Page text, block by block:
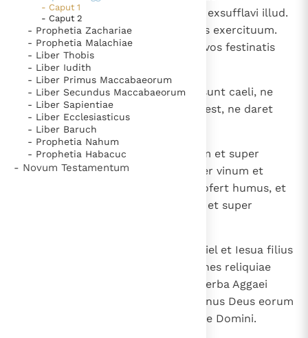
- Caput 1
- Caput 2
- Prophetia Zachariae
- Prophetia Malachiae
- Liber Thobis
- Liber Iudith
- Liber Primus Maccabaeorum
- Liber Secundus Maccabaeorum
- Liber Sapientiae
- Liber Ecclesiasticus
- Liber Baruch
- Prophetia Nahum
- Prophetia Habacuc
- Novum Testamentum
minus; et intulistis in domum, et exsufflavi illud.
Quam ob causam?, dicit Dominus exercituum.
Quia domus mea deserta est, et vos festinatis
unusquisque in domum suam.
Propter hoc super vos prohibiti sunt caeli, ne
darent rorem, et terra prohibita est, ne daret
fructum suum.
Et vocavi siccitatem super terram et super
montes et super triticum et super vinum et
super oleum et, quaecumque profert humus, et
super homines et super iumenta et super
Et audivit Zorobabel filius Salathiel et Iesua filius
Iosedec sacerdos magnus et omnes reliquiae
populi vocem Domini Dei sui et verba Aggaei
prophetae, sicut misit eum Dominus Deus eorum
ad ipsos; et timuit populus a facie Domini.